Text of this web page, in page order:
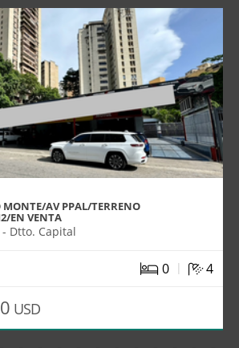
MONTE/AV PPAL/TERRENO
EN VENTA
Dtto. Capital
0 | 4
USD